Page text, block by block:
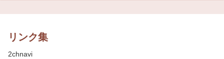
リンク集
2chnavi